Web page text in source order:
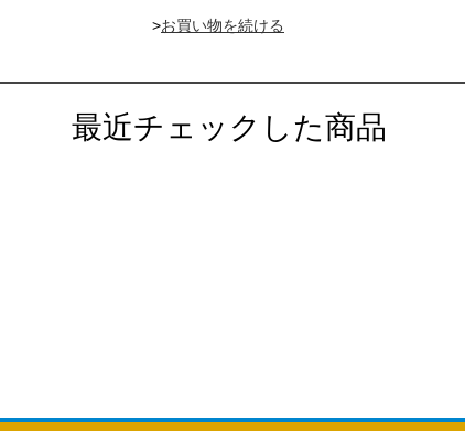
>
最近チェックした商品